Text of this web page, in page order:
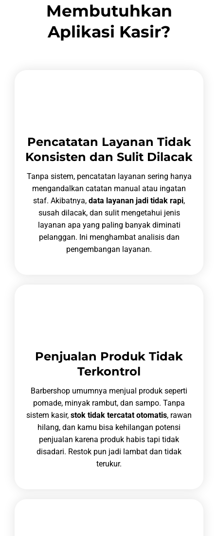
Membutuhkan
Aplikasi Kasir?
Pencatatan Layanan Tidak
Konsisten dan Sulit Dilacak
Tanpa sistem, pencatatan layanan sering hanya
mengandalkan catatan manual atau ingatan
staf. Akibatnya, data layanan jadi tidak rapi,
susah dilacak, dan sulit mengetahui jenis
layanan apa yang paling banyak diminati
pelanggan. Ini menghambat analisis dan
pengembangan layanan.
Penjualan Produk Tidak
Terkontrol
Barbershop umumnya menjual produk seperti
pomade, minyak rambut, dan sampo. Tanpa
sistem kasir, stok tidak tercatat otomatis, rawan
hilang, dan kamu bisa kehilangan potensi
penjualan karena produk habis tapi tidak
disadari. Restok pun jadi lambat dan tidak
terukur.